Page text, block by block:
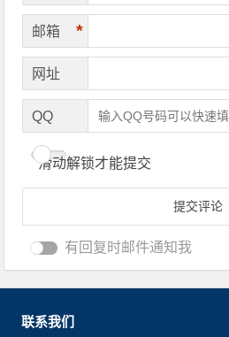
邮箱 *
网址
QQ
滑动解锁才能提交
有回复时邮件通知我
联系我们